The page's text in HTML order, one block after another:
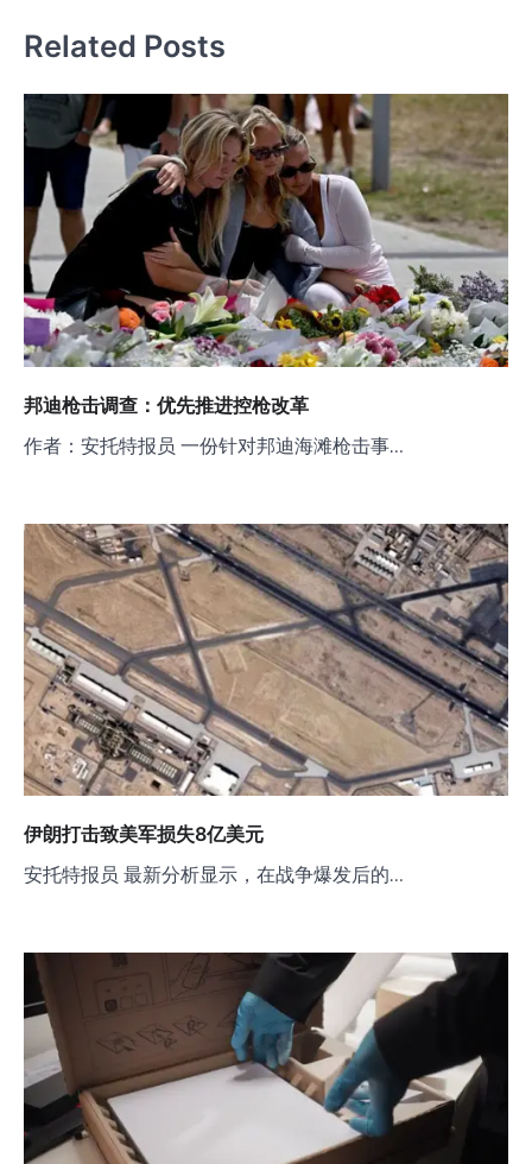
Related Posts
邦迪枪击调查：优先推进控枪改革
作者：安托特报员 一份针对邦迪海滩枪击事…
伊朗打击致美军损失8亿美元
安托特报员 最新分析显示，在战争爆发后的…